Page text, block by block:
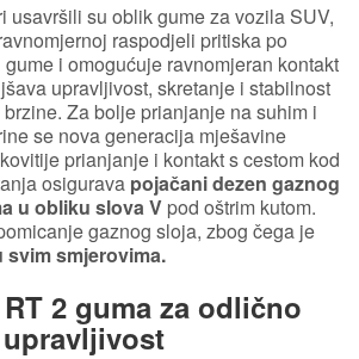
usavršili su oblik gume za vozila SUV,
raspodjeli pritiska po
i omogućuje ravnomjeran kontakt
upravljivost, skretanje i stabilnost
Za bolje prianjanje na suhim i
se nova generacija mješavine
prianjanje i kontakt s cestom kod
osigurava pojačani dezen gaznog
u obliku slova V pod oštrim kutom.
gaznog sloja, zbog čega je
svim smjerovima.
2 guma za odlično